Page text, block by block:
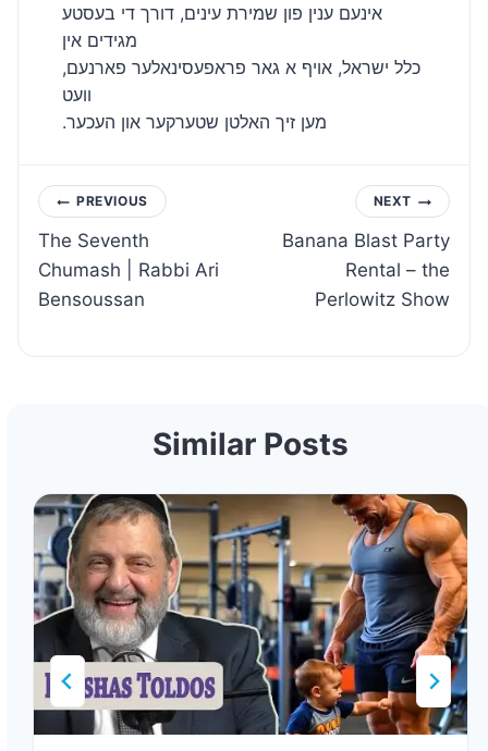
אינעם ענין פון שמירת עינים, דורך די בעסטע
מגידים אין
כלל ישראל, אויף א גאר פראפעסינאלער פארנעם,
וועט
.מען זיך האלטן שטערקער און העכער
Post
navigation
PREVIOUS
The Seventh
Chumash | Rabbi Ari
Bensoussan
NEXT
Banana Blast Party
Rental – the
Perlowitz Show
Similar Posts